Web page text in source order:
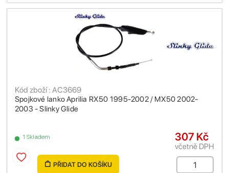
Spojkové lanko Aprilia RX50 1995-2002 / MX50 2002-
2003 - Slinky Glide
Kód zboží : AC3669
1 Skladem 307 Kč
včetně DPH
PŘIDAT DO KOŠÍKU